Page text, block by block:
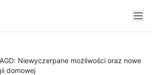
AGD: Niewyczerpane możliwości oraz nowe
domowej